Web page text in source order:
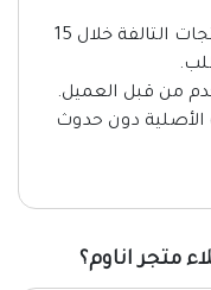
يحق لعملاء المتجر إرجاع المنتجات التالفة خلال 15
من قبل العميل.
الأصلية دون حدوث
متجر اناوم؟